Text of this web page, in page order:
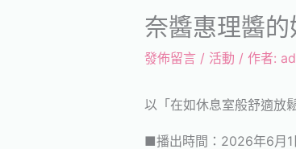
奈醬惠理醬
發佈留言 / 活動 / 作者:
以「在如休息室般舒適放
■播出時間：2026年6月